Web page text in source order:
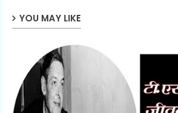
YOU MAY LIKE